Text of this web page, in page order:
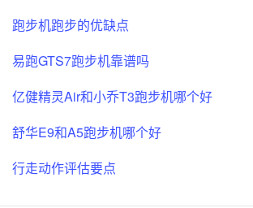
跑步机跑步的优缺点
易跑GTS7跑步机靠谱吗
亿健精灵Air和小乔T3跑步机哪个好
舒华E9和A5跑步机哪个好
行走动作评估要点